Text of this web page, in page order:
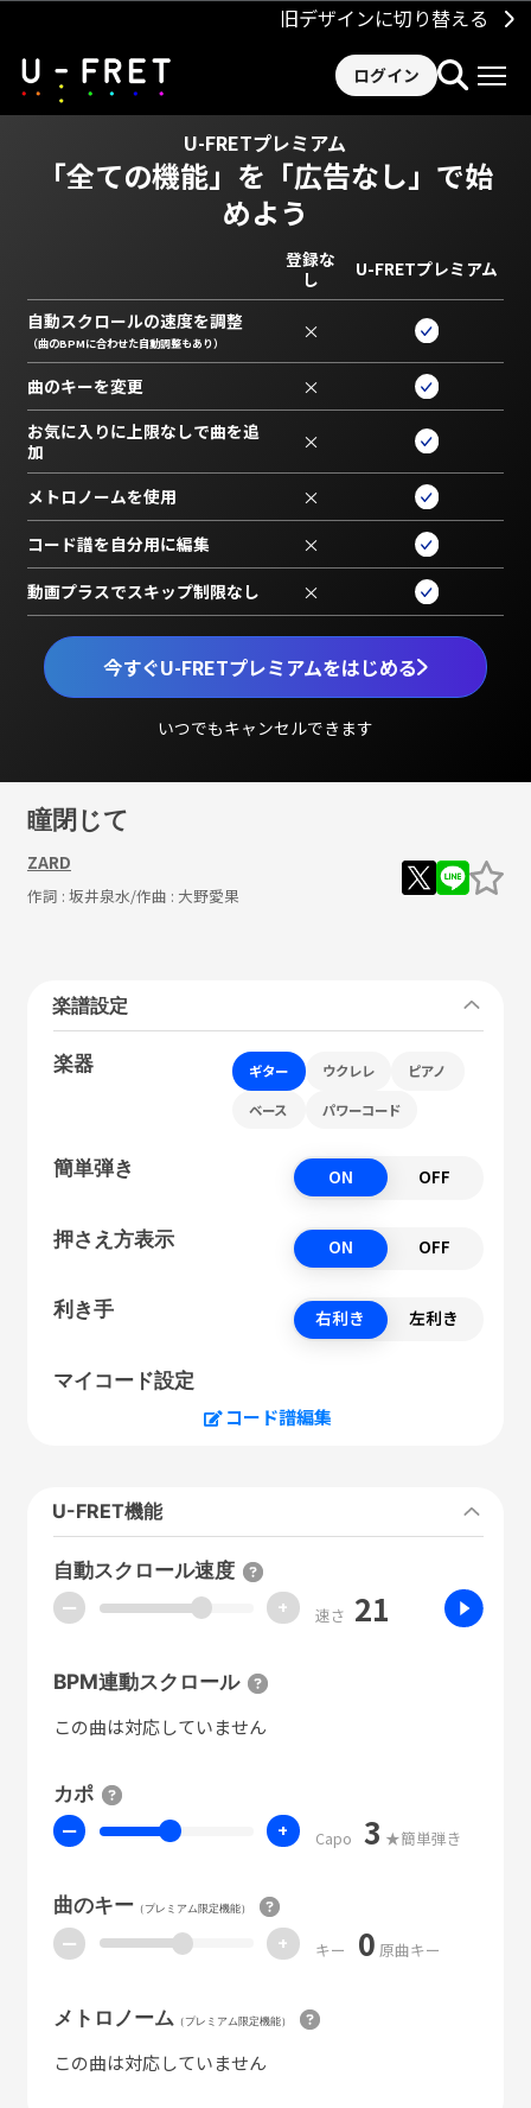
旧デザインに切り替える
ログイン
U-FRETプレミアム
「全ての機能」を 「広告なし」で始
めよう
今すぐU-FRETプレミアムをはじめる
いつでもキャンセルできます
登録な
し
U-FRETプレミアム
自動スクロールの速度を調整
（曲のBPMに合わせた自動調整もあり） ×
曲のキーを変更 ×
お気に入りに上限なしで曲を追
加
×
メトロノームを使用 ×
コード譜を自分用に編集 ×
動画プラスでスキップ制限なし ×
瞳閉じて
ZARD
作詞 : 坂井泉水/作曲 : 大野愛果
楽譜設定
楽器 ギター ウクレレ ピアノ
ベース パワーコード
簡単弾き ON OFF
押さえ方表示 ON OFF
利き手 右利き 左利き
マイコード設定
コード譜編集
U-FRET機能
自動スクロール速度
ー + 速さ 21
BPM連動スクロール
この曲は対応していません
カポ
ー + Capo 3 ★簡単弾き
曲のキー（プレミアム限定機能）
ー + キー 0 原曲キー
メトロノーム （プレミアム限定機能）
この曲は対応していません